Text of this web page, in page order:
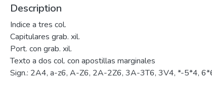
Description
Indice a tres col.
Capitulares grab. xil.
Port. con grab. xil.
Texto a dos col. con apostillas marginales
Sign.: 2A4, a-z6, A-Z6, 2A-2Z6, 3A-3T6, 3V4, *-5*4,